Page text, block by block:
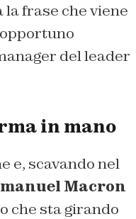
la frase che viene
del leader
in mano
e, scavando nel
Macron
che sta girando